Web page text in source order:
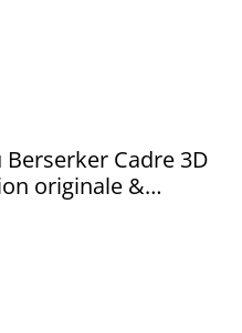
Berserker Cadre 3D
originale &